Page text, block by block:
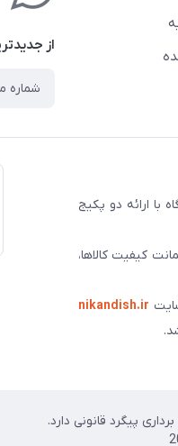
از
با ارائه دو پکیج
کیفیت کالاها،
nikandish.ir
پیگرد قانونی دارد.